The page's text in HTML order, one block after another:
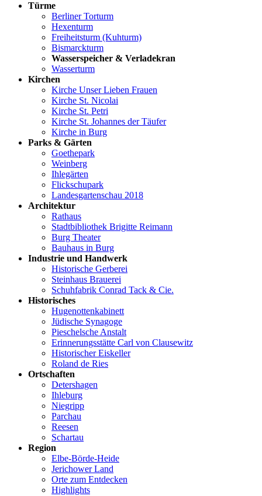
Türme
Berliner Torturm
Hexenturm
Freiheitsturm (Kuhturm)
Bismarckturm
Wasserspeicher & Verladekran
Wasserturm
Kirchen
Kirche Unser Lieben Frauen
Kirche St. Nicolai
Kirche St. Petri
Kirche St. Johannes der Täufer
Kirche in Burg
Parks & Gärten
Goethepark
Weinberg
Ihlegärten
Flickschupark
Landesgartenschau 2018
Architektur
Rathaus
Stadtbibliothek Brigitte Reimann
Burg Theater
Bauhaus in Burg
Industrie und Handwerk
Historische Gerberei
Steinhaus Brauerei
Schuhfabrik Conrad Tack & Cie.
Historisches
Hugenottenkabinett
Jüdische Synagoge
Pieschelsche Anstalt
Erinnerungsstätte Carl von Clausewitz
Historischer Eiskeller
Roland de Ries
Ortschaften
Detershagen
Ihleburg
Niegripp
Parchau
Reesen
Schartau
Region
Elbe-Börde-Heide
Jerichower Land
Orte zum Entdecken
Highlights